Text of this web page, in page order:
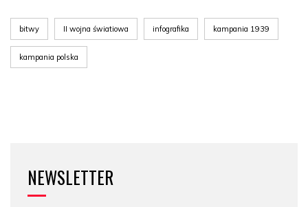
bitwy II wojna światiowa infografika kampania 1939
kampania polska
NEWSLETTER